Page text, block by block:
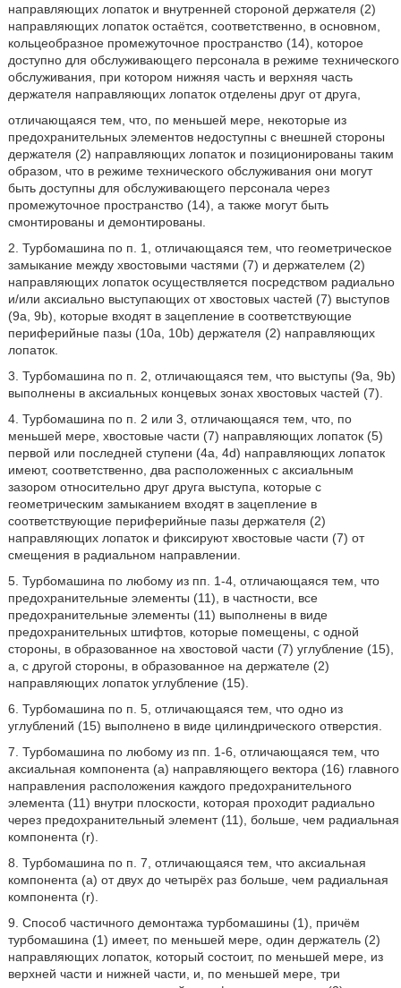
направляющих лопаток и внутренней стороной держателя (2)
направляющих лопаток остаётся, соответственно, в основном,
кольцеобразное промежуточное пространство (14), которое
доступно для обслуживающего персонала в режиме технического
обслуживания, при котором нижняя часть и верхняя часть
держателя направляющих лопаток отделены друг от друга,
отличающаяся тем, что, по меньшей мере, некоторые из
предохранительных элементов недоступны с внешней стороны
держателя (2) направляющих лопаток и позиционированы таким
образом, что в режиме технического обслуживания они могут
быть доступны для обслуживающего персонала через
промежуточное пространство (14), а также могут быть
смонтированы и демонтированы.
2. Турбомашина по п. 1, отличающаяся тем, что геометрическое
замыкание между хвостовыми частями (7) и держателем (2)
направляющих лопаток осуществляется посредством радиально
и/или аксиально выступающих от хвостовых частей (7) выступов
(9а, 9b), которые входят в зацепление в соответствующие
периферийные пазы (10а, 10b) держателя (2) направляющих
лопаток.
3. Турбомашина по п. 2, отличающаяся тем, что выступы (9а, 9b)
выполнены в аксиальных концевых зонах хвостовых частей (7).
4. Турбомашина по п. 2 или 3, отличающаяся тем, что, по
меньшей мере, хвостовые части (7) направляющих лопаток (5)
первой или последней ступени (4а, 4d) направляющих лопаток
имеют, соответственно, два расположенных с аксиальным
зазором относительно друг друга выступа, которые с
геометрическим замыканием входят в зацепление в
соответствующие периферийные пазы держателя (2)
направляющих лопаток и фиксируют хвостовые части (7) от
смещения в радиальном направлении.
5. Турбомашина по любому из пп. 1-4, отличающаяся тем, что
предохранительные элементы (11), в частности, все
предохранительные элементы (11) выполнены в виде
предохранительных штифтов, которые помещены, с одной
стороны, в образованное на хвостовой части (7) углубление (15),
а, с другой стороны, в образованное на держателе (2)
направляющих лопаток углубление (15).
6. Турбомашина по п. 5, отличающаяся тем, что одно из
углублений (15) выполнено в виде цилиндрического отверстия.
7. Турбомашина по любому из пп. 1-6, отличающаяся тем, что
аксиальная компонента (a) направляющего вектора (16) главного
направления расположения каждого предохранительного
элемента (11) внутри плоскости, которая проходит радиально
через предохранительный элемент (11), больше, чем радиальная
компонента (r).
8. Турбомашина по п. 7, отличающаяся тем, что аксиальная
компонента (a) от двух до четырёх раз больше, чем радиальная
компонента (r).
9. Способ частичного демонтажа турбомашины (1), причём
турбомашина (1) имеет, по меньшей мере, один держатель (2)
направляющих лопаток, который состоит, по меньшей мере, из
верхней части и нижней части, и, по меньшей мере, три